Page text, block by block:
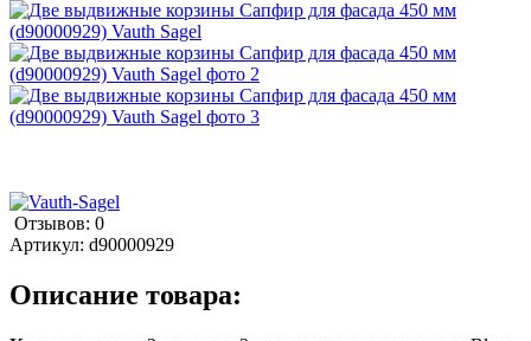
Отзывов: 0
Артикул: d90000929
Описание товара: